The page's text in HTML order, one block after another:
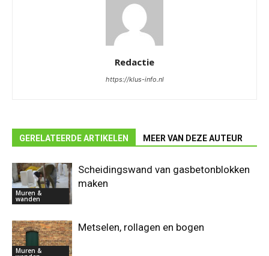
Redactie
https://klus-info.nl
GERELATEERDE ARTIKELEN MEER VAN DEZE AUTEUR
Muren &
wanden
Scheidingswand van gasbetonblokken
maken
Muren &
Metselen, rollagen en bogen